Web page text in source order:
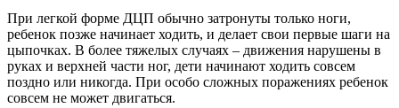
При легкой форме ДЦП обычно затронуты только ноги,
ребенок позже начинает ходить, и делает свои первые шаги на
цыпочках. В более тяжелых случаях – движения нарушены в
руках и верхней части ног, дети начинают ходить совсем
поздно или никогда. При особо сложных поражениях ребенок
совсем не может двигаться.